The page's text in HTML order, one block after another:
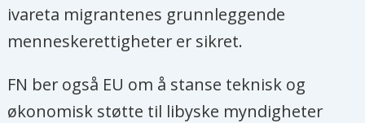
ivareta migrantenes grunnleggende
menneskerettigheter er sikret.
FN ber også EU om å stanse teknisk og
økonomisk støtte til libyske myndigheter